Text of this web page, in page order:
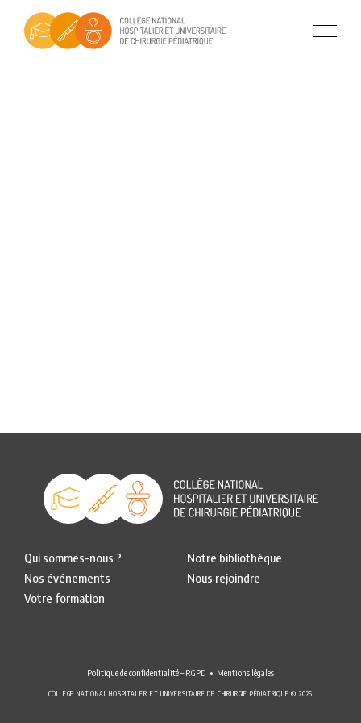
Qui sommes-nous ?
Nos événements
Votre formation
Notre bibliothèque
Nous rejoindre
Politique de confidentialité – RGPD Mentions légales
COLLÈGE NATIONAL HOSPITALIER ET UNIVERSITAIRE DE CHIRURGIE PÉDIATRIQUE © 2026